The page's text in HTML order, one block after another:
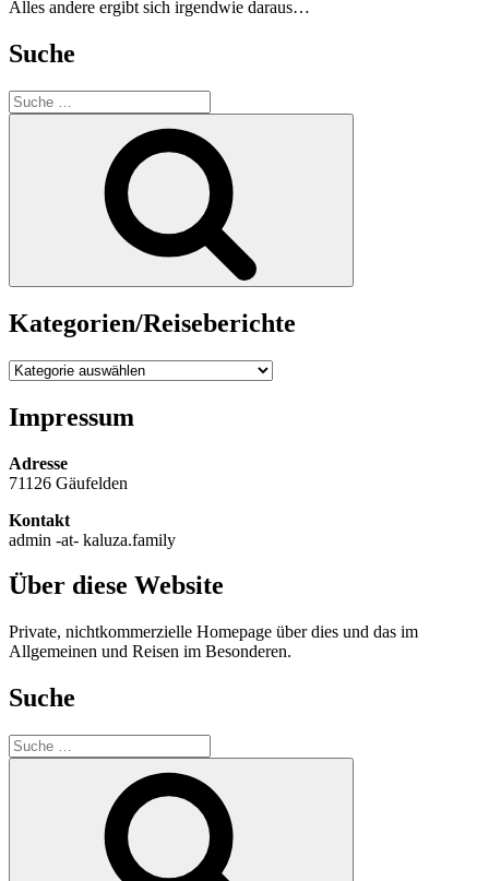
Alles andere ergibt sich irgendwie daraus…
Suche
Suche
nach:
Kategorien/Reiseberichte
Kategorien/Reiseberichte
Impressum
Adresse
71126 Gäufelden
Kontakt
admin -at- kaluza.family
Über diese Website
Private, nichtkommerzielle Homepage über dies und das im
Allgemeinen und Reisen im Besonderen.
Suche
Suche
nach: